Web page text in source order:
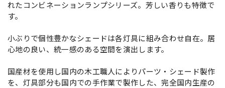
れたコンビネーションランプシリーズ。芳しい香りも特徴で
す。
小ぶりで個性豊かなシェードは各灯具に組み合わせ自在。居
心地の良い、統一感のある空間を演出します。
国産材を使用し国内の木工職人によりパーツ・シェード製作
を、灯具部分も国内での手作業で製作した、完全国内生産の